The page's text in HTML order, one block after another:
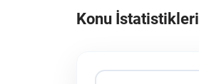
Konu İstatistikleri